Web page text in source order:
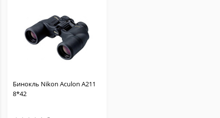
Бинокль Nikon Aculon A211
8*42